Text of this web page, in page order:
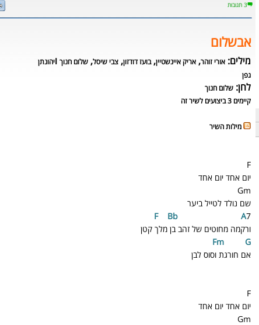
3 תגובות
אבשלום
מילים: אורי זוהר, אריק איינשטיין,בועז דודזון, צבי שיסל, שלום חנוך ויהונתן
גפן
לחן: שלום חנוך
קיימים 3 ביצועים לשיר זה
מילות השיר
F
יום אחד יום אחד
Gm
שם נולד לטייל ביער
F
Bb A7
ורקמה מחוטים של זהב בן מלך קטן
Fm
G
אם חורגת וסוס לבן
F
יום אחד יום אחד
Gm